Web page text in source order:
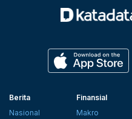
Berita
Nasional
Finansial
Makro